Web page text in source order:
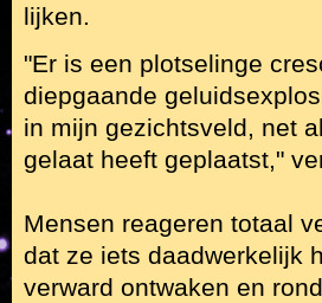
lijken.
"Er is een plotselinge
diepgaande
in mijn gezichtsveld, net
gelaat heeft geplaatst,"
Mensen reageren totaal
dat ze iets daadwerkelijk
verward ontwaken en